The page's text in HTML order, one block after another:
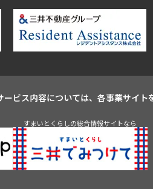
ビス内容については、各事業サイト
すまいとくらしの総合情報サイトなら